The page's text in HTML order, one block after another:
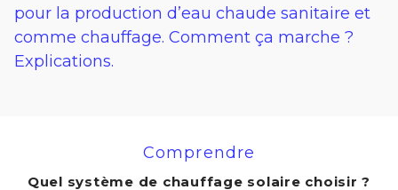
pour la production d’eau chaude sanitaire et
comme chauffage. Comment ça marche ?
Explications.
Comprendre
Quel système de chauffage solaire choisir ?